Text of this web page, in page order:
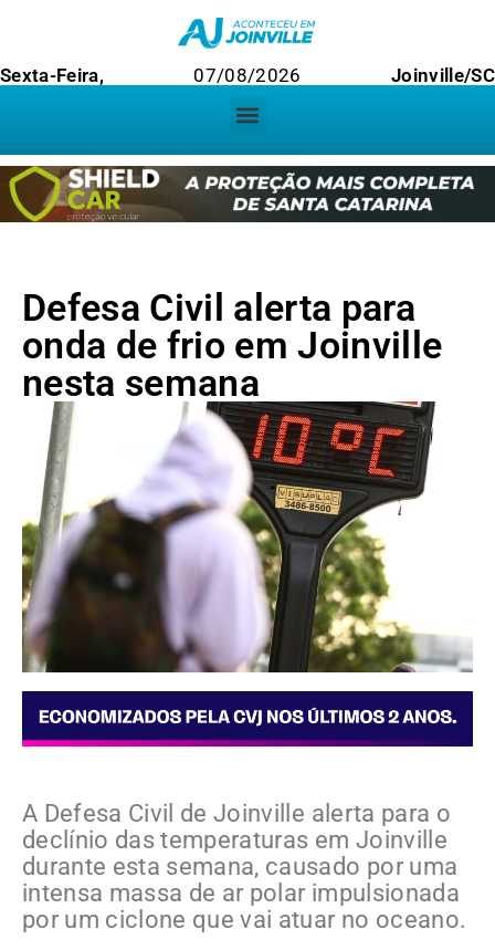
Sexta-Feira, 07/08/2026 Joinville/SC
Defesa Civil alerta para
onda de frio em Joinville
nesta semana
A Defesa Civil de Joinville alerta para o
declínio das temperaturas em Joinville
durante esta semana, causado por uma
intensa massa de ar polar impulsionada
por um ciclone que vai atuar no oceano.